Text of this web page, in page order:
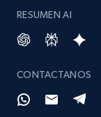
991+
Lowes.com
RESUMEN AI
CONTACTANOS